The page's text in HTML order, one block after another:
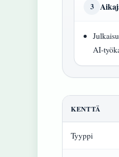
3
AI-
KENTTÄ
Tyyppi